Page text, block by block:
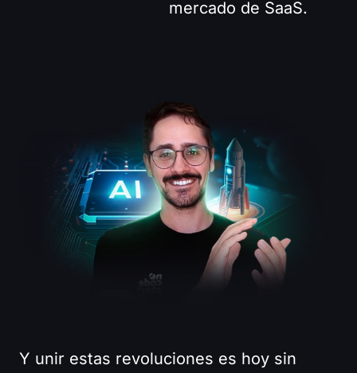
mercado de SaaS.
Y unir estas revoluciones es hoy sin